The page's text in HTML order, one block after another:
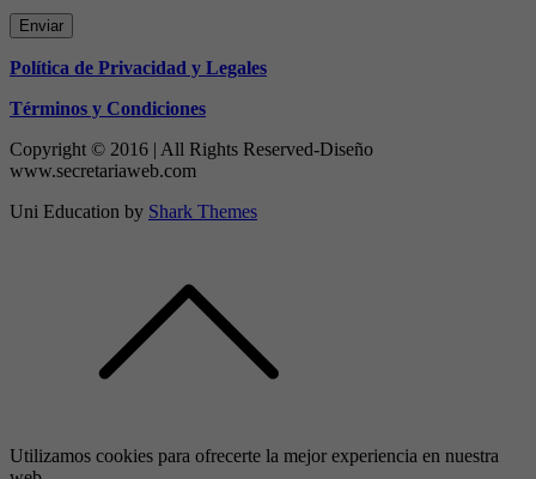
Enviar
Política de Privacidad y Legales
Términos y Condiciones
Copyright © 2016 | All Rights Reserved-Diseño
www.secretariaweb.com
Uni Education by Shark Themes
Utilizamos cookies para ofrecerte la mejor experiencia en nuestra